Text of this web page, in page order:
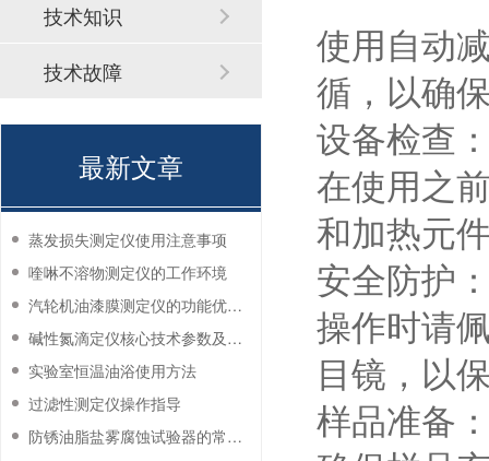
使用自动
循，以确
设备检查
在使用之
和加热元
安全防护
操作时请
目镜，以
样品准备
技术知识
技术故障
最新文章
蒸发损失测定仪使用注意事项
喹啉不溶物测定仪的工作环境
汽轮机油漆膜测定仪的功能优势有哪些？
碱性氮滴定仪核心技术参数及应用说明
实验室恒温油浴使用方法
过滤性测定仪操作指导
防锈油脂盐雾腐蚀试验器的常见故障与解决方法